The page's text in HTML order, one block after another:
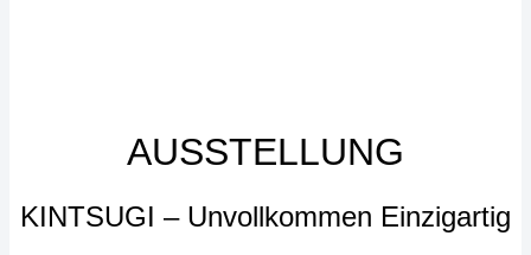
AUSSTELLUNG
KINTSUGI – Unvollkommen Einzigartig